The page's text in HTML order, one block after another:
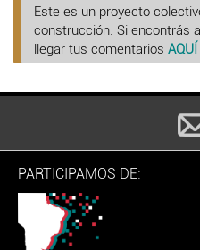
Este es un proyecto
construcción. Si encontrás
llegar tus comentarios AQUÍ
PARTICIPAMOS DE: